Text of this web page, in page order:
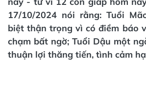
17/10/2024 nói rằng: Tuổi
biệt thận trọng vì có điềm báo
chạm bất ngờ; Tuổi Dậu một
thuận lợi thăng tiến, tình cảm